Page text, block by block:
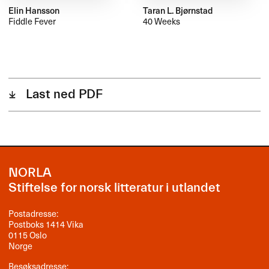
Elin Hansson
Fiddle Fever
Taran L. Bjørnstad
40 Weeks
Last ned PDF
NORLA
Stiftelse for norsk litteratur i utlandet
Postadresse:
Postboks 1414 Vika
0115 Oslo
Norge
Besøksadresse: